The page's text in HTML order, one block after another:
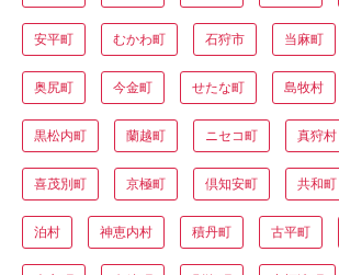
安平町 むかわ町 石狩市 当麻町
奥尻町 今金町 せたな町 島牧村
黒松内町 蘭越町 ニセコ町 真狩村
喜茂別町 京極町 倶知安町 共和町
泊村 神恵内村 積丹町 古平町